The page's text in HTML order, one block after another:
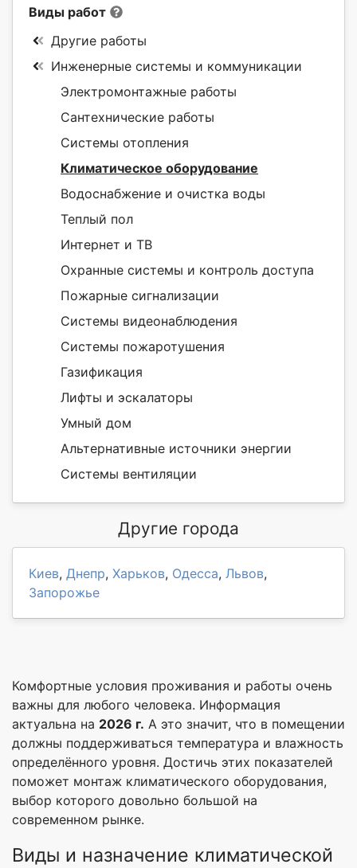
Виды работ
Другие работы
Инженерные системы и коммуникации
Электромонтажные работы
Сантехнические работы
Системы отопления
Климатическое оборудование
Водоснабжение и очистка воды
Теплый пол
Интернет и ТВ
Охранные системы и контроль доступа
Пожарные сигнализации
Системы видеонаблюдения
Системы пожаротушения
Газификация
Лифты и эскалаторы
Умный дом
Альтернативные источники энергии
Системы вентиляции
Другие города
Киев, Днепр, Харьков, Одесса, Львов,
Запорожье
Комфортные условия проживания и работы очень
важны для любого человека. Информация
актуальна на 2026 г. А это значит, что в помещении
должны поддерживаться температура и влажность
определённого уровня. Достичь этих показателей
поможет монтаж климатического оборудования,
выбор которого довольно большой на
современном рынке.
Виды и назначение климатической